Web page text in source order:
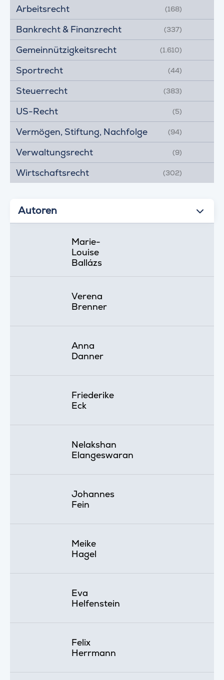
Arbeitsrecht (168)
Bankrecht & Finanzrecht (337)
Gemeinnützigkeitsrecht (1.610)
Sportrecht (44)
Steuerrecht (383)
US-Recht (5)
Vermögen, Stiftung, Nachfolge (94)
Verwaltungsrecht (9)
Wirtschaftsrecht (302)
Autoren
Marie-
Louise
Ballázs
Verena
Brenner
Anna
Danner
Friederike
Eck
Nelakshan
Elangeswaran
Johannes
Fein
Meike
Hagel
Eva
Helfenstein
Felix
Herrmann